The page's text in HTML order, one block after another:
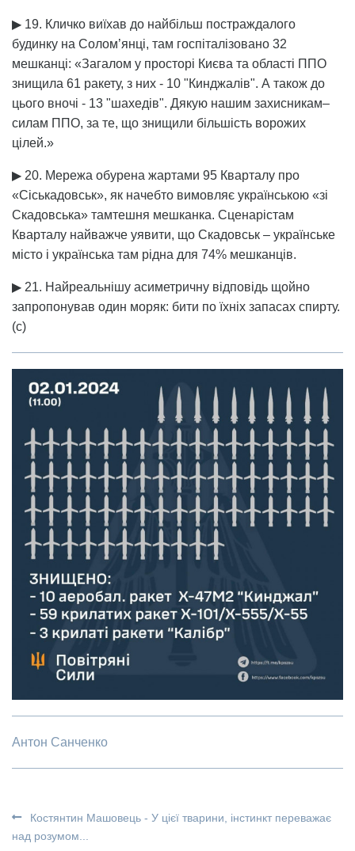
▶ 19. Кличко виїхав до найбільш постраждалого
будинку на Солом’янці, там госпіталізовано 32
мешканці: «Загалом у просторі Києва та області ППО
знищила 61 ракету, з них - 10 "Кинджалів". А також до
цього вночі - 13 "шахедів". Дякую нашим захисникам–
силам ППО, за те, що знищили більшість ворожих
цілей.»
▶ 20. Мережа обурена жартами 95 Кварталу про
«Сіськадовськ», як начебто вимовляє українською «зі
Скадовська» тамтешня мешканка. Сценарістам
Кварталу найважче уявити, що Скадовськ – українське
місто і українська там рідна для 74% мешканців.
▶ 21. Найреальнішу асиметричну відповідь щойно
запропонував один моряк: бити по їхніх запасах спирту.
(с)
Антон Санченко
Костянтин Машовець - У цієї тварини, інстинкт переважає
над розумом...